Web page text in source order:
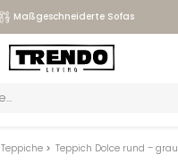
Maßgeschneiderte Sofas
Teppiche > Teppich Dolce rund – grau